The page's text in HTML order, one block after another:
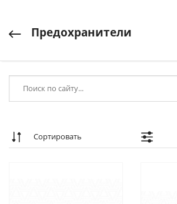
Предохранители
Сортировать